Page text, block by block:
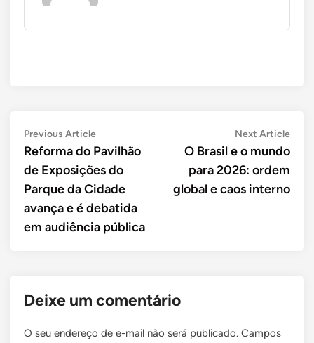
Navegação
de
Post
Previous ArticlePrevious
article:
Reforma do Pavilhão
de Exposições do
Parque da Cidade
avança e é debatida
em audiência pública
Next ArticleNext
O Brasil e o mundo
para 2026: ordem
global e caos interno
Deixe um comentário
O seu endereço de e-mail não será publicado. Campos